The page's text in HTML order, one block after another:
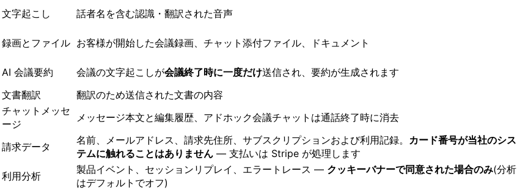
文字起こし
話者名を含む認識・翻訳された音声
録画とファイル お客様が開始した会議録画、チャット添付ファイル、ドキュメント
AI 会議要約 会議の文字起こしが会議終了時に一度だけ送信され、要約が生成されます
文書翻訳
翻訳のため送信された文書の内容
チャットメッセ
ージ
メッセージ本文と編集履歴、アドホック会議チャットは通話終了時に消去
請求データ
名前、メールアドレス、請求先住所、サブスクリプションおよび利用記録。 カード番号が当社のシス
テムに触れることはありません — 支払いは Stripe が処理します
利用分析
製品イベント、セッションリプレイ、エラートレース — クッキーバナーで同意された場合のみ(分析
はデフォルトでオフ)